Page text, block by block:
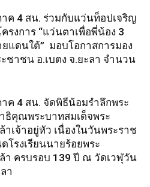
ค 4 สน. ร่วมกับแว่นท็อปเจริญ
รงการ “แว่นตาเพื่อพี่น้อง 3
แดนใต้” มอบโอกาสการมอง
ชาชน อ.เบตง จ.ยะลา จำนวน
ค 4 สน. จัดพิธีน้อมรำลึกพระ
ธิคุณพระบาทสมเด็จพระ
าเจ้าอยู่หัว เนื่องในวันพระราช
โรงเรียนนายร้อยพระ
า ครบรอบ 139 ปี ณ วัดเวฬุวัน
า